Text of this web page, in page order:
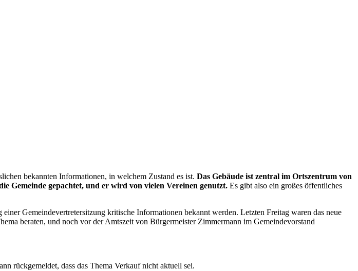
bekannten Informationen, in welchem Zustand es ist. Das Gebäude ist zentral im Ortszentrum von
Gemeinde gepachtet, und er wird von vielen Vereinen genutzt. Es gibt also ein großes öffentliches
Gemeindevertretersitzung kritische Informationen bekannt werden. Letzten Freitag waren das neue
beraten, und noch vor der Amtszeit von Bürgermeister Zimmermann im Gemeindevorstand
rückgemeldet, dass das Thema Verkauf nicht aktuell sei.